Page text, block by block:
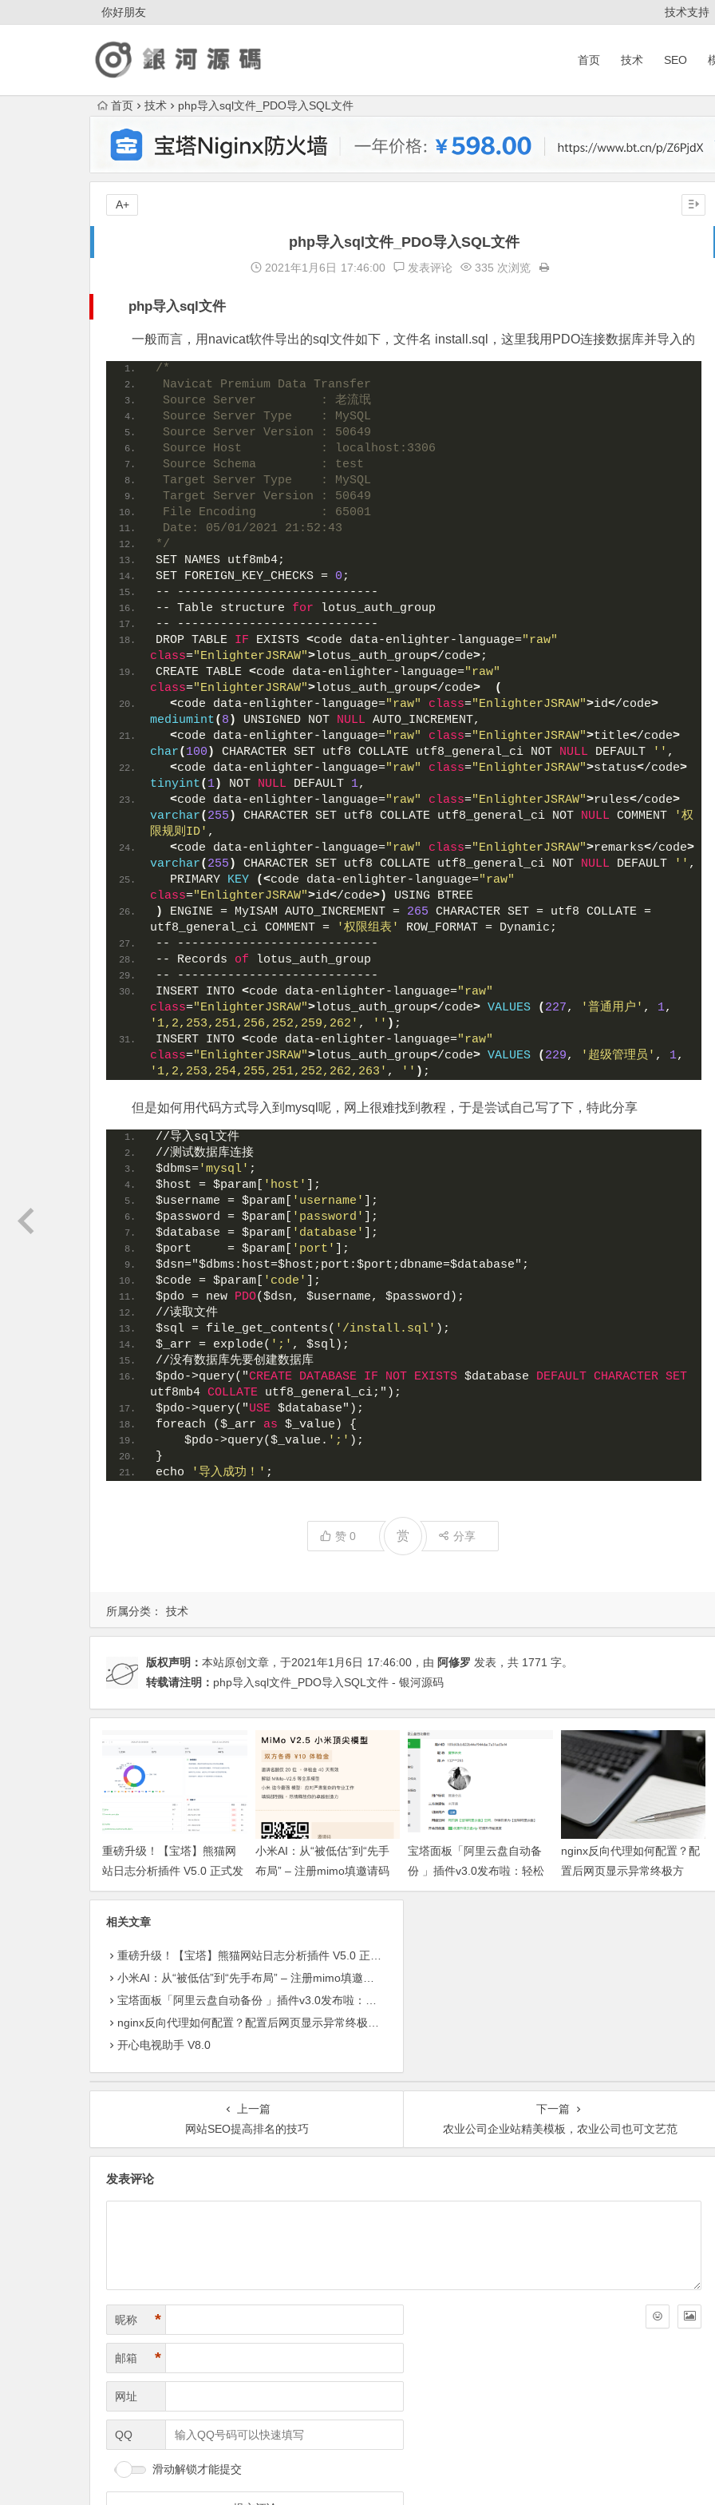
你好朋友 技术支持
首页 技术 SEO
首页 技术 php导入sql文件_PDO导入SQL文件
php导入sql文件_PDO导入SQL文件
2021年1月6日 17:46:00 发表评论 335 次浏览
php导入sql文件
一般而言，用navicat软件导出的sql文件如下，文件名 install.sql，这里我用PDO连接数据库并导入的
/*
Navicat Premium Data Transfer
Source Server         : 老流氓
Source Server Type    : MySQL
Source Server Version : 50649
Source Host           : localhost:3306
Source Schema         : test
Target Server Type    : MySQL
Target Server Version : 50649
File Encoding         : 65001
Date: 05/01/2021 21:52:43
*/
SET NAMES utf8mb4;
SET FOREIGN_KEY_CHECKS = 0 ;
-- ----------------------------
-- Table structure for lotus_auth_group
-- ----------------------------
DROP TABLE IF EXISTS <code data-enlighter-language="raw"
class="EnlighterJSRAW">lotus_auth_group</code>;
CREATE TABLE <code data-enlighter-language="raw"
class="EnlighterJSRAW">lotus_auth_group</code>
(
<code data-enlighter-language="raw" class="EnlighterJSRAW">id</code>
mediumint( 8 ) UNSIGNED NOT NULL AUTO_INCREMENT,
<code data-enlighter-language="raw" class="EnlighterJSRAW">title</code>
char( 100 ) CHARACTER SET utf8 COLLATE utf8_general_ci NOT NULL DEFAULT '' ,
<code data-enlighter-language="raw" class="EnlighterJSRAW">status</code>
tinyint( 1) NOT NULL DEFAULT 1,
<code data-enlighter-language="raw" class="EnlighterJSRAW">rules</code>
varchar( 255 ) CHARACTER SET utf8 COLLATE utf8_general_ci NOT NULL COMMENT
'权
限规则ID' ,
<code data-enlighter-language="raw" class="EnlighterJSRAW">remarks</code>
varchar( 255 ) CHARACTER SET utf8 COLLATE utf8_general_ci NOT NULL DEFAULT '' ,
  PRIMARY
KEY (<code data-enlighter-language="raw"
class="EnlighterJSRAW">id</code>)
USING BTREE
)
ENGINE = MyISAM AUTO_INCREMENT = 265 CHARACTER SET = utf8 COLLATE =
utf8_general_ci COMMENT =
'权限组表'
ROW_FORMAT = Dynamic;
-- ----------------------------
-- Records of lotus_auth_group
-- ----------------------------
INSERT INTO <code data-enlighter-language="raw"
class="EnlighterJSRAW">lotus_auth_group</code> VALUES ( 227, '普通用户' , 1
'1,2,253,251,256,252,259,262' , '' ) ;
INSERT INTO <code data-enlighter-language="raw"
class="EnlighterJSRAW">lotus_auth_group</code> VALUES ( 229, '超级管理员' , 1
'1,2,253,254,255,251,252,262,263' , '' ) ;
但是如何用代码方式导入到mysql呢，网上很难找到教程，于是尝试自己写了下，特此分享
//导入sql文件
//测试数据库连接
$dbms='mysql' ;
$host = $param[
'host'
];
$username = $param[
'username'
];
$password = $param[
'password'
];
$database = $param[
'database'
];
$port     = $param[
'port'
];
$dsn="$dbms:host=$host;port:$port;dbname=$database";
$code = $param[
'code'
];
$pdo = new PDO($dsn, $username, $password);
//读取文件
$sql = file_get_contents( '/install.sql' );
$_arr = explode( ';' , $sql);
//没有数据库先要创建数据库
$pdo->query("CREATE DATABASE IF NOT EXISTS $database DEFAULT CHARACTER SET
utf8mb4 COLLATE utf8_general_ci;");
$pdo->query("USE $database");
foreach ($_arr as $_value) {
    $pdo->query($_value.
';' );
}
echo
'导入成功！' ;
赞 0 赏 分享
A+
所属分类： 技术
版权声明： 本站原创文章，于2021年1月6日 17:46:00 ，由 阿修罗 发表，共 1771 字。
转载请注明： php导入sql文件_PDO导入SQL文件 - 银河源码
重磅升级！【宝塔】熊猫网
站日志分析插件 V5.0 正式发
布：智能体检+多维风控，运
小米AI：从“被低估”到“先手
布局” – 注册mimo填邀请码
获取奖励, 赶紧的薅羊毛
宝塔面板「阿里云盘自动备
份 」插件v3.0发布啦：轻松
实现服务器数据异地容灾
nginx反向代理如何配置？配
置后网页显示异常终极方
案！
相关文章
重磅升级！【宝塔】熊猫网站日志分析插件 V5.0 正式发布：智能体检+多维风控，运维效率全面跃升
小米AI：从“被低估”到“先手布局” – 注册mimo填邀请码获取奖励, 赶紧的薅羊毛
宝塔面板「阿里云盘自动备份 」插件v3.0发布啦：轻松实现服务器数据异地容灾
nginx反向代理如何配置？配置后网页显示异常终极方案！
开心电视助手 V8.0
上一篇
网站SEO提高排名的技巧
下一篇
农业公司企业站精美模板，农业公司也可文艺范
发表评论
昵称 *
邮箱 *
网址
QQ
滑动解锁才能提交